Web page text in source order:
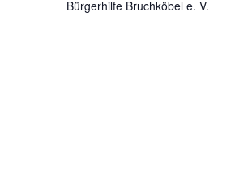
Bürgerhilfe Bruchköbel e. V.